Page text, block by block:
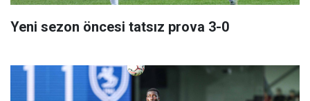
Yeni sezon öncesi tatsız prova 3-0